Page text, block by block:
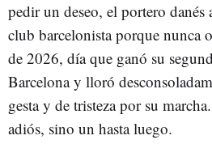
pedir un deseo, el portero
club barcelonista porque nunca
de 2026, día que ganó su
Barcelona y lloró
gesta y de tristeza por su
adiós, sino un hasta luego.